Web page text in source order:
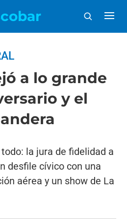
a lo grande
y el
la jura de fidelidad a
desfile cívico con una
aérea y un show de La